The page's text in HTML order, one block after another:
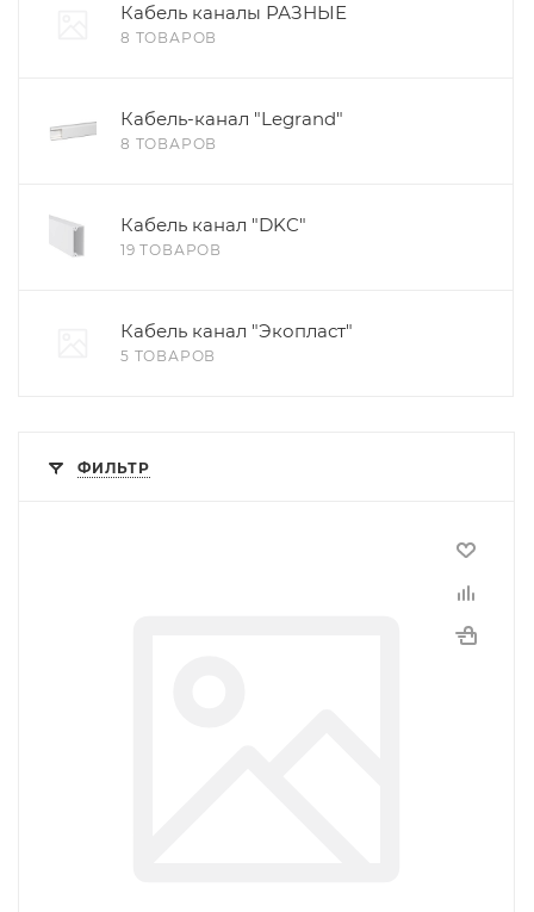
Кабель каналы РАЗНЫЕ
8 ТОВАРОВ
Кабель-канал "Legrand"
8 ТОВАРОВ
Кабель канал "DKC"
19 ТОВАРОВ
Кабель канал "Экопласт"
5 ТОВАРОВ
ФИЛЬТР